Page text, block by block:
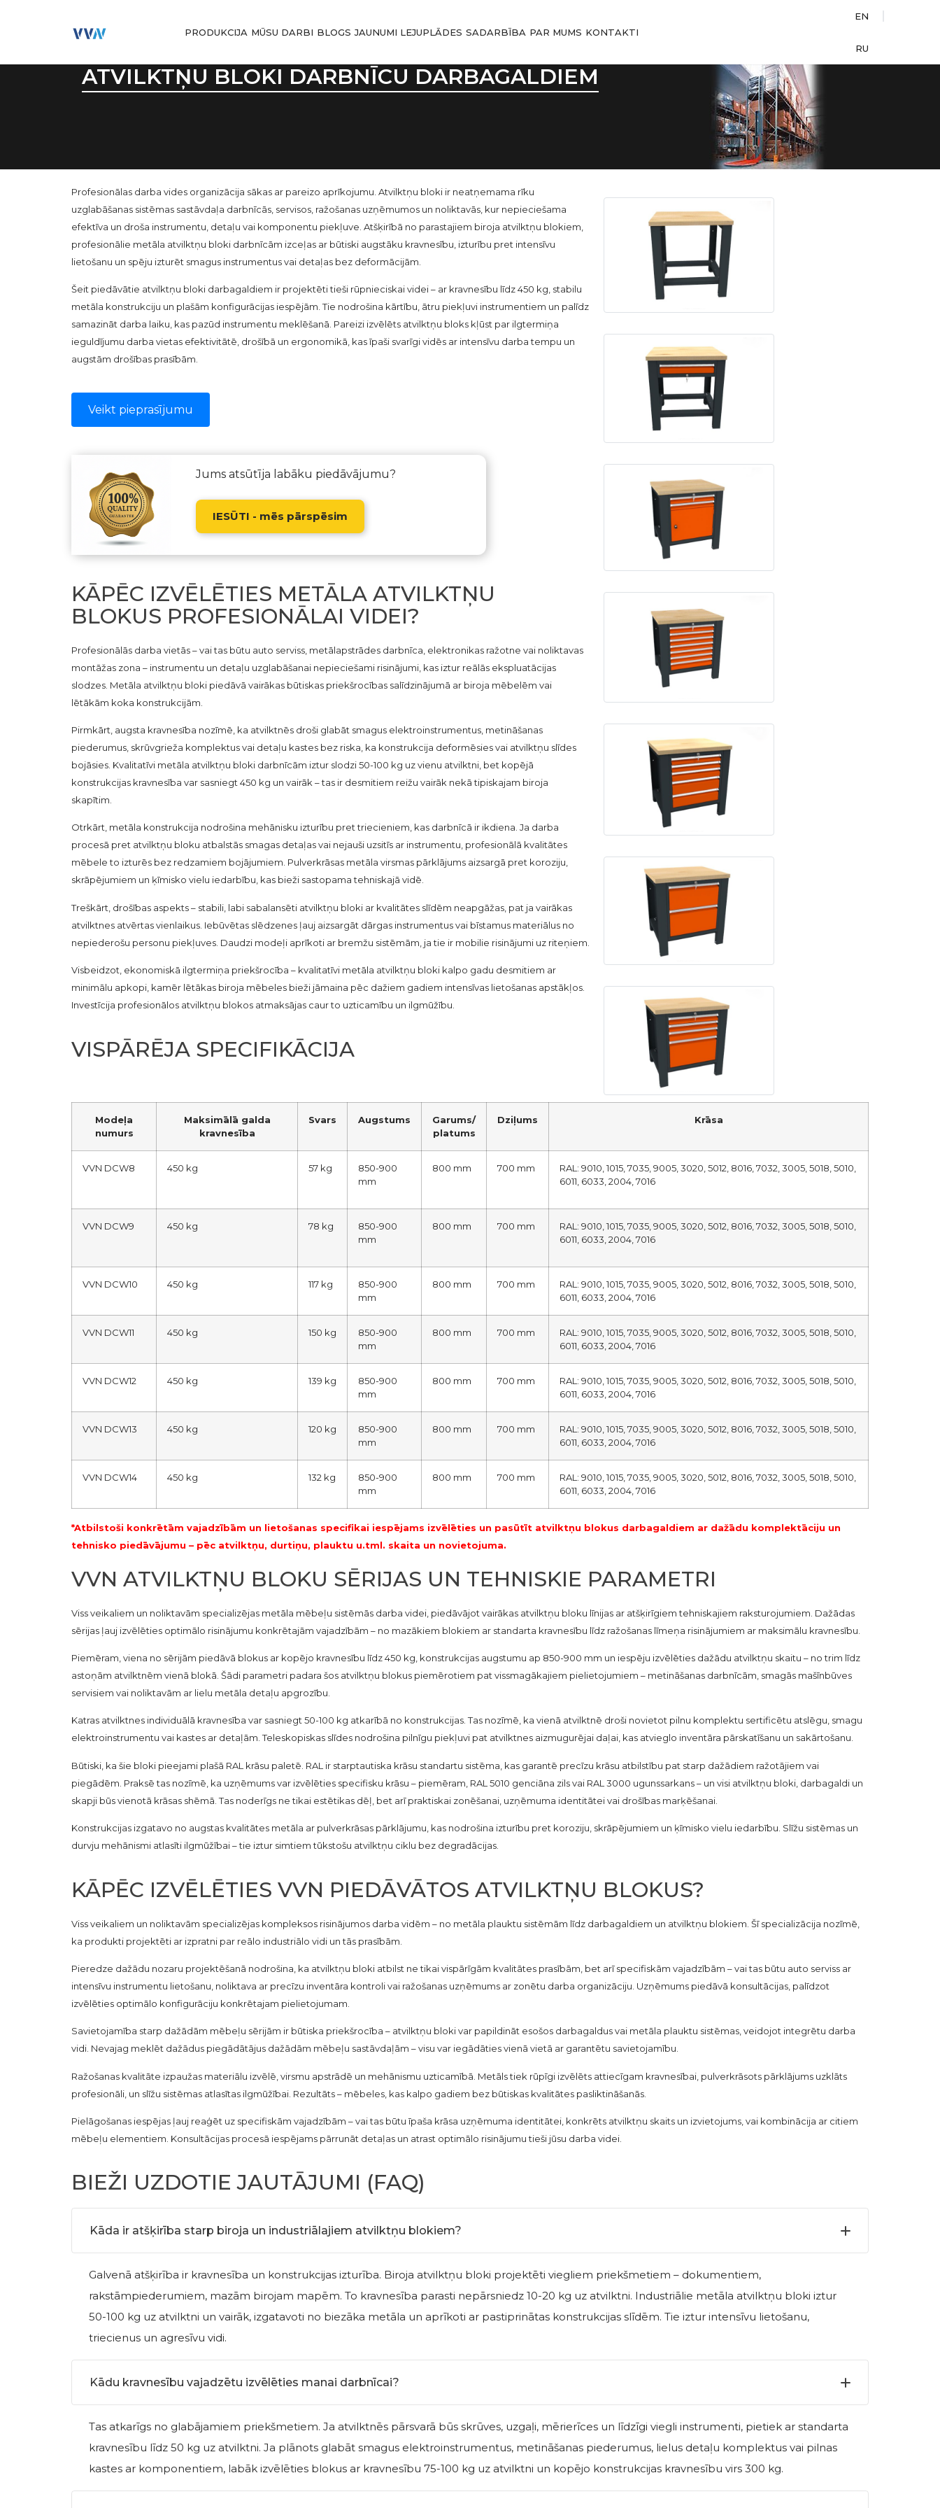
PRODUKCIJA MŪSU DARBI BLOGS JAUNUMI LEJUPLĀDES SADARBĪBA PAR MUMS KONTAKTI
EN
RU
ATVILKTŅU BLOKI DARBNĪCU DARBAGALDIEM
Profesionālas darba vides organizācija sākas ar pareizo aprīkojumu. Atvilktņu bloki ir neatņemama rīku
uzglabāšanas sistēmas sastāvdaļa darbnīcās, servisos, ražošanas uzņēmumos un noliktavās, kur nepieciešama
efektīva un droša instrumentu, detaļu vai komponentu piekļuve. Atšķirībā no parastajiem biroja atvilktņu blokiem,
profesionālie metāla atvilktņu bloki darbnīcām izceļas ar būtiski augstāku kravnesību, izturību pret intensīvu
lietošanu un spēju izturēt smagus instrumentus vai detaļas bez deformācijām.
Šeit piedāvātie atvilktņu bloki darbagaldiem ir projektēti tieši rūpnieciskai videi – ar kravnesību līdz 450 kg, stabilu
metāla konstrukciju un plašām konfigurācijas iespējām. Tie nodrošina kārtību, ātru piekļuvi instrumentiem un palīdz
samazināt darba laiku, kas pazūd instrumentu meklēšanā. Pareizi izvēlēts atvilktņu bloks kļūst par ilgtermiņa
ieguldījumu darba vietas efektivitātē, drošībā un ergonomikā, kas īpaši svarīgi vidēs ar intensīvu darba tempu un
augstām drošības prasībām.
Veikt pieprasījumu
Jums atsūtīja labāku piedāvājumu?
IESŪTI - mēs pārspēsim
KĀPĒC IZVĒLĒTIES METĀLA ATVILKTŅU
BLOKUS PROFESIONĀLAI VIDEI?
Profesionālās darba vietās – vai tas būtu auto serviss, metālapstrādes darbnīca, elektronikas ražotne vai noliktavas
montāžas zona – instrumentu un detaļu uzglabāšanai nepieciešami risinājumi, kas iztur reālās ekspluatācijas
slodzes. Metāla atvilktņu bloki piedāvā vairākas būtiskas priekšrocības salīdzinājumā ar biroja mēbelēm vai
lētākām koka konstrukcijām.
Pirmkārt, augsta kravnesība nozīmē, ka atvilktnēs droši glabāt smagus elektroinstrumentus, metināšanas
piederumus, skrūvgrieža komplektus vai detaļu kastes bez riska, ka konstrukcija deformēsies vai atvilktņu slīdes
bojāsies. Kvalitatīvi metāla atvilktņu bloki darbnīcām iztur slodzi 50-100 kg uz vienu atvilktni, bet kopējā
konstrukcijas kravnesība var sasniegt 450 kg un vairāk – tas ir desmitiem reižu vairāk nekā tipiskajam biroja
skapītim.
Otrkārt, metāla konstrukcija nodrošina mehānisku izturību pret triecieniem, kas darbnīcā ir ikdiena. Ja darba
procesā pret atvilktņu bloku atbalstās smagas detaļas vai nejauši uzsitīs ar instrumentu, profesionālā kvalitātes
mēbele to izturēs bez redzamiem bojājumiem. Pulverkrāsas metāla virsmas pārklājums aizsargā pret koroziju,
skrāpējumiem un ķīmisko vielu iedarbību, kas bieži sastopama tehniskajā vidē.
Treškārt, drošības aspekts – stabili, labi sabalansēti atvilktņu bloki ar kvalitātes slīdēm neapgāžas, pat ja vairākas
atvilktnes atvērtas vienlaikus. Iebūvētas slēdzenes ļauj aizsargāt dārgas instrumentus vai bīstamus materiālus no
nepiederošu personu piekļuves. Daudzi modeļi aprīkoti ar bremžu sistēmām, ja tie ir mobilie risinājumi uz riteņiem.
Visbeidzot, ekonomiskā ilgtermiņa priekšrocība – kvalitatīvi metāla atvilktņu bloki kalpo gadu desmitiem ar
minimālu apkopi, kamēr lētākas biroja mēbeles bieži jāmaina pēc dažiem gadiem intensīvas lietošanas apstākļos.
Investīcija profesionālos atvilktņu blokos atmaksājas caur to uzticamību un ilgmūžību.
VISPĀRĒJA SPECIFIKĀCIJA
Modeļa
numurs
Maksimālā galda
kravnesība
Svars Augstums
Garums/
platums
Dziļums Krāsa
VVN DCW8 450 kg 57 kg
850-900
mm
800 mm 700 mm
RAL: 9010, 1015, 7035, 9005, 3020, 5012, 8016, 7032, 3005, 5018, 5010,
6011, 6033, 2004, 7016
VVN DCW9 450 kg 78 kg
850-900
mm
800 mm 700 mm
RAL: 9010, 1015, 7035, 9005, 3020, 5012, 8016, 7032, 3005, 5018, 5010,
6011, 6033, 2004, 7016
VVN DCW10 450 kg 117 kg
850-900
mm
800 mm 700 mm
RAL: 9010, 1015, 7035, 9005, 3020, 5012, 8016, 7032, 3005, 5018, 5010,
6011, 6033, 2004, 7016
VVN DCW11 450 kg 150 kg
850-900
mm
800 mm 700 mm
RAL: 9010, 1015, 7035, 9005, 3020, 5012, 8016, 7032, 3005, 5018, 5010,
6011, 6033, 2004, 7016
VVN DCW12 450 kg 139 kg
850-900
mm
800 mm 700 mm
RAL: 9010, 1015, 7035, 9005, 3020, 5012, 8016, 7032, 3005, 5018, 5010,
6011, 6033, 2004, 7016
VVN DCW13 450 kg 120 kg
850-900
mm
800 mm 700 mm
RAL: 9010, 1015, 7035, 9005, 3020, 5012, 8016, 7032, 3005, 5018, 5010,
6011, 6033, 2004, 7016
VVN DCW14 450 kg 132 kg
850-900
mm
800 mm 700 mm
RAL: 9010, 1015, 7035, 9005, 3020, 5012, 8016, 7032, 3005, 5018, 5010,
6011, 6033, 2004, 7016
*Atbilstoši konkrētām vajadzībām un lietošanas specifikai iespējams izvēlēties un pasūtīt atvilktņu blokus darbagaldiem ar dažādu komplektāciju un
tehnisko piedāvājumu – pēc atvilktņu, durtiņu, plauktu u.tml. skaita un novietojuma.
VVN ATVILKTŅU BLOKU SĒRIJAS UN TEHNISKIE PARAMETRI
Viss veikaliem un noliktavām specializējas metāla mēbeļu sistēmās darba videi, piedāvājot vairākas atvilktņu bloku līnijas ar atšķirīgiem tehniskajiem raksturojumiem. Dažādas
sērijas ļauj izvēlēties optimālo risinājumu konkrētajām vajadzībām – no mazākiem blokiem ar standarta kravnesību līdz ražošanas līmeņa risinājumiem ar maksimālu kravnesību.
Piemēram, viena no sērijām piedāvā blokus ar kopējo kravnesību līdz 450 kg, konstrukcijas augstumu ap 850-900 mm un iespēju izvēlēties dažādu atvilktņu skaitu – no trim līdz
astoņām atvilktnēm vienā blokā. Šādi parametri padara šos atvilktņu blokus piemērotiem pat vissmagākajiem pielietojumiem – metināšanas darbnīcām, smagās mašīnbūves
servisiem vai noliktavām ar lielu metāla detaļu apgrozību.
Katras atvilktnes individuālā kravnesība var sasniegt 50-100 kg atkarībā no konstrukcijas. Tas nozīmē, ka vienā atvilktnē droši novietot pilnu komplektu sertificētu atslēgu, smagu
elektroinstrumentu vai kastes ar detaļām. Teleskopiskas slīdes nodrošina pilnīgu piekļuvi pat atvilktnes aizmugurējai daļai, kas atvieglo inventāra pārskatīšanu un sakārtošanu.
Būtiski, ka šie bloki pieejami plašā RAL krāsu paletē. RAL ir starptautiska krāsu standartu sistēma, kas garantē precīzu krāsu atbilstību pat starp dažādiem ražotājiem vai
piegādēm. Praksē tas nozīmē, ka uzņēmums var izvēlēties specifisku krāsu – piemēram, RAL 5010 genciāna zils vai RAL 3000 ugunssarkans – un visi atvilktņu bloki, darbagaldi un
skapji būs vienotā krāsas shēmā. Tas noderīgs ne tikai estētikas dēļ, bet arī praktiskai zonēšanai, uzņēmuma identitātei vai drošības marķēšanai.
Konstrukcijas izgatavo no augstas kvalitātes metāla ar pulverkrāsas pārklājumu, kas nodrošina izturību pret koroziju, skrāpējumiem un ķīmisko vielu iedarbību. Slīžu sistēmas un
durvju mehānismi atlasīti ilgmūžībai – tie iztur simtiem tūkstošu atvilktņu ciklu bez degradācijas.
KĀPĒC IZVĒLĒTIES VVN PIEDĀVĀTOS ATVILKTŅU BLOKUS?
Viss veikaliem un noliktavām specializējas kompleksos risinājumos darba vidēm – no metāla plauktu sistēmām līdz darbagaldiem un atvilktņu blokiem. Šī specializācija nozīmē,
ka produkti projektēti ar izpratni par reālo industriālo vidi un tās prasībām.
Pieredze dažādu nozaru projektēšanā nodrošina, ka atvilktņu bloki atbilst ne tikai vispārīgām kvalitātes prasībām, bet arī specifiskām vajadzībām – vai tas būtu auto serviss ar
intensīvu instrumentu lietošanu, noliktava ar precīzu inventāra kontroli vai ražošanas uzņēmums ar zonētu darba organizāciju. Uzņēmums piedāvā konsultācijas, palīdzot
izvēlēties optimālo konfigurāciju konkrētajam pielietojumam.
Savietojamība starp dažādām mēbeļu sērijām ir būtiska priekšrocība – atvilktņu bloki var papildināt esošos darbagaldus vai metāla plauktu sistēmas, veidojot integrētu darba
vidi. Nevajag meklēt dažādus piegādātājus dažādām mēbeļu sastāvdaļām – visu var iegādāties vienā vietā ar garantētu savietojamību.
Ražošanas kvalitāte izpaužas materiālu izvēlē, virsmu apstrādē un mehānismu uzticamībā. Metāls tiek rūpīgi izvēlēts attiecīgam kravnesībai, pulverkrāsots pārklājums uzklāts
profesionāli, un slīžu sistēmas atlasītas ilgmūžībai. Rezultāts – mēbeles, kas kalpo gadiem bez būtiskas kvalitātes pasliktināšanās.
Pielāgošanas iespējas ļauj reaģēt uz specifiskām vajadzībām – vai tas būtu īpaša krāsa uzņēmuma identitātei, konkrēts atvilktņu skaits un izvietojums, vai kombinācija ar citiem
mēbeļu elementiem. Konsultācijas procesā iespējams pārrunāt detaļas un atrast optimālo risinājumu tieši jūsu darba videi.
BIEŽI UZDOTIE JAUTĀJUMI (FAQ)
Kāda ir atšķirība starp biroja un industriālajiem atvilktņu blokiem?
Galvenā atšķirība ir kravnesība un konstrukcijas izturība. Biroja atvilktņu bloki projektēti viegliem priekšmetiem – dokumentiem,
rakstāmpiederumiem, mazām birojam mapēm. To kravnesība parasti nepārsniedz 10-20 kg uz atvilktni. Industriālie metāla atvilktņu bloki iztur
50-100 kg uz atvilktni un vairāk, izgatavoti no biezāka metāla un aprīkoti ar pastiprinātas konstrukcijas slīdēm. Tie iztur intensīvu lietošanu,
triecienus un agresīvu vidi.
Kādu kravnesību vajadzētu izvēlēties manai darbnīcai?
Tas atkarīgs no glabājamiem priekšmetiem. Ja atvilktnēs pārsvarā būs skrūves, uzgaļi, mērierīces un līdzīgi viegli instrumenti, pietiek ar standarta
kravnesību līdz 50 kg uz atvilktni. Ja plānots glabāt smagus elektroinstrumentus, metināšanas piederumus, lielus detaļu komplektus vai pilnas
kastes ar komponentiem, labāk izvēlēties blokus ar kravnesību 75-100 kg uz atvilktni un kopējo konstrukcijas kravnesību virs 300 kg.